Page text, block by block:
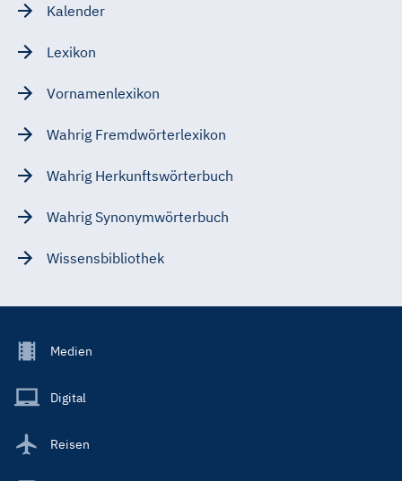
Kalender
Lexikon
Vornamenlexikon
Wahrig Fremdwörterlexikon
Wahrig Herkunftswörterbuch
Wahrig Synonymwörterbuch
Wissensbibliothek
Footer
Main
Medien
Digital
Reisen